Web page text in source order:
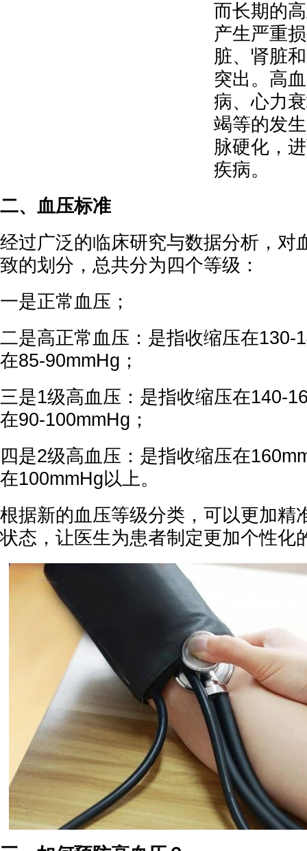
而长期的
产生严重
脏、肾脏
突出。高
病、心力
竭等的发
脉硬化，
疾病。
二、血压标准
经过广泛的临床研究与数据分析，对
致的划分，总共分为四个等级：
一是正常血压；
二是高正常血压：是指收缩压在130-
在85-90mmHg；
三是1级高血压：是指收缩压在140-
在90-100mmHg；
四是2级高血压：是指收缩压在
在100mmHg以上。
根据新的血压等级分类，可以更加精
状态，让医生为患者制定更加个性化